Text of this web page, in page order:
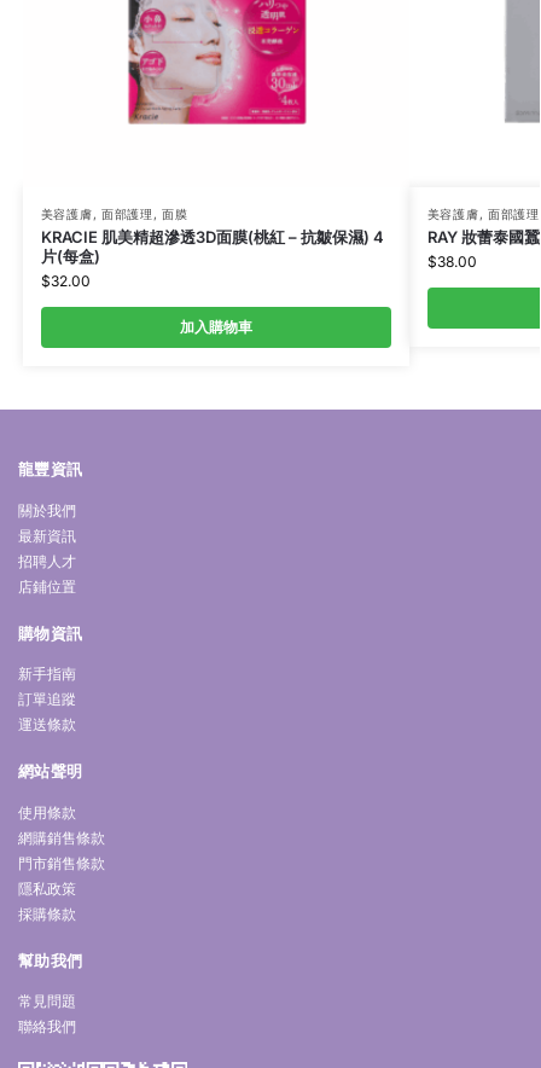
美容護膚, 面部護理 ,面膜
KRACIE 肌美精超滲透3D面膜(桃紅 – 抗皺保濕) 4
片(每盒)
$32.00
加入購物車
美容護膚, 面部護理
RAY 妝蕾泰國
$38.00
龍豐資訊
關於我們
最新資訊
招聘人才
店鋪位置
購物資訊
新手指南
訂單追蹤
運送條款
網站聲明
使用條款
網購銷售條款
門市銷售條款
隱私政策
採購條款
幫助我們
常見問題
聯絡我們